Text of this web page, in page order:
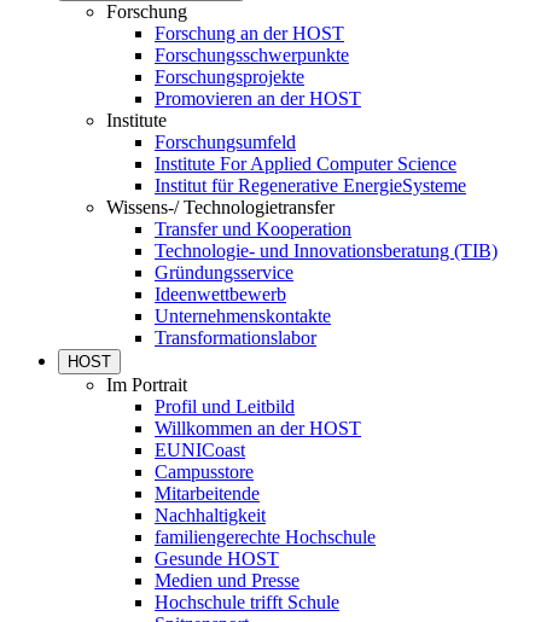
Forschung
Forschung an der HOST
Forschungsschwerpunkte
Forschungsprojekte
Promovieren an der HOST
Institute
Forschungsumfeld
Institute For Applied Computer Science
Institut für Regenerative EnergieSysteme
Wissens-/ Technologietransfer
Transfer und Kooperation
Technologie- und Innovationsberatung (TIB)
Gründungsservice
Ideenwettbewerb
Unternehmenskontakte
Transformationslabor
HOST
Im Portrait
Profil und Leitbild
Willkommen an der HOST
EUNICoast
Campusstore
Mitarbeitende
Nachhaltigkeit
familiengerechte Hochschule
Gesunde HOST
Medien und Presse
Hochschule trifft Schule